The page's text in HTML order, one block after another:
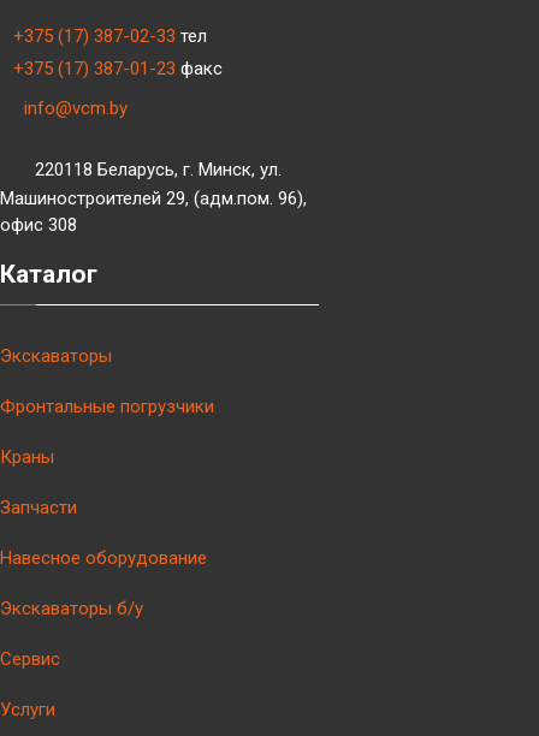
+375 (17) 387-02-33 тел
+375 (17) 387-01-23 факс
info@vcm.by
220118 Беларусь, г. Минск, ул.
Машиностроителей 29, (адм.пом. 96),
офис 308
Каталог
Экскаваторы
Фронтальные погрузчики
Краны
Запчасти
Навесное оборудование
Экскаваторы б/у
Сервис
Услуги